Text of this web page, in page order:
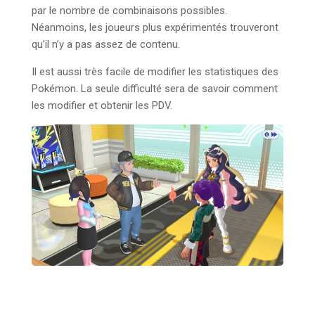
par le nombre de combinaisons possibles.
Néanmoins, les joueurs plus expérimentés trouveront
qu’il n’y a pas assez de contenu.
Il est aussi très facile de modifier les statistiques des
Pokémon. La seule difficulté sera de savoir comment
les modifier et obtenir les PDV.